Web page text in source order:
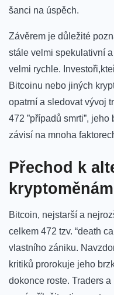
šanci na úspěch.
Závěrem ‍je důležité
stále ⁢velmi spekulativní
velmi rychle.
⁤Bitcoinu nebo jiných
opatrní a sledovat vývoj
⁣472 ‌”případů smrti”,
závisí na mnoha
Přechod k‌
kryptoměnám
Bitcoin, nejstarší a
celkem 472 tzv. “death⁤
vlastního zániku.
kritiků prorokuje ‍jeho
dokonce roste.⁤ Traders